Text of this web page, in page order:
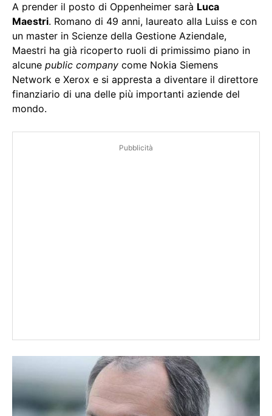
A prender il posto di Oppenheimer sarà Luca
Maestri. Romano di 49 anni, laureato alla Luiss e con
un master in Scienze della Gestione Aziendale,
Maestri ha già ricoperto ruoli di primissimo piano in
alcune public company come Nokia Siemens
Network e Xerox e si appresta a diventare il direttore
finanziario di una delle più importanti aziende del
mondo.
Pubblicità